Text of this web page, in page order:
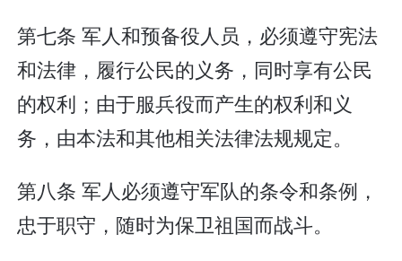
第七条 军人和预备役人员，必须遵守宪法
和法律，履行公民的义务，同时享有公民
的权利；由于服兵役而产生的权利和义
务，由本法和其他相关法律法规规定。
第八条 军人必须遵守军队的条令和条例，
忠于职守，随时为保卫祖国而战斗。